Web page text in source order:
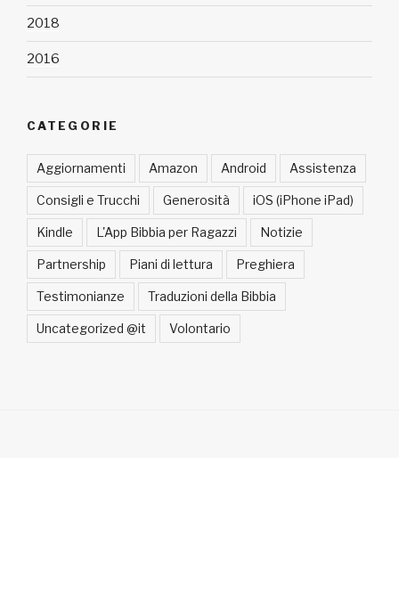
2018
2016
CATEGORIE
Aggiornamenti Amazon Android Assistenza
Consigli e Trucchi Generosità iOS (iPhone iPad)
Kindle L'App Bibbia per Ragazzi Notizie
Partnership Piani di lettura Preghiera
Testimonianze Traduzioni della Bibbia
Uncategorized @it Volontario